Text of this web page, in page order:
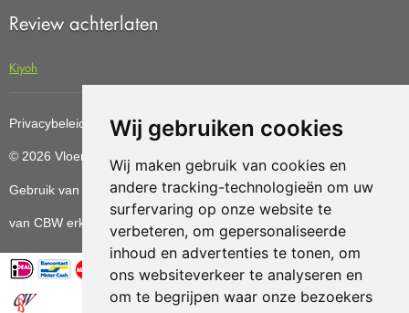
Wij gebruiken cookies
Wij maken gebruik van cookies en
andere tracking-technologieën om uw
surfervaring op onze website te
verbeteren, om gepersonaliseerde
inhoud en advertenties te tonen, om
ons websiteverkeer te analyseren en
om te begrijpen waar onze bezoekers
Review achterlaten
Kiyoh
Privacybeleid Cookiebeleid Update cookies preferences
© 2026 Vloerenvoordelig Deze website is ontwikkeld door AGN
Gebruik van deze site betekent dat u dealgemene voorwaarden
van CBW erkende woonwinkels accepteert.